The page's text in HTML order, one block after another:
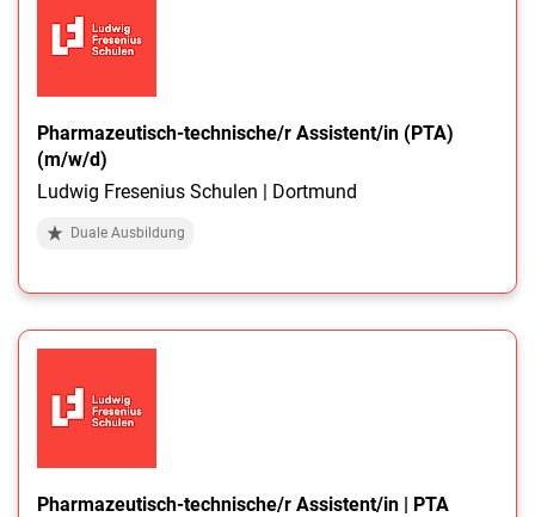
Pharmazeutisch-technische/r Assistent/in (PTA)
(m/w/d)
Ludwig Fresenius Schulen | Dortmund
Duale Ausbildung
Pharmazeutisch-technische/r Assistent/in | PTA